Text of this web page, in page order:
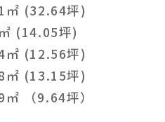
㎡ (32.64坪)
(14.05坪)
㎡ (12.56坪)
㎡ (13.15坪)
（9.64坪）